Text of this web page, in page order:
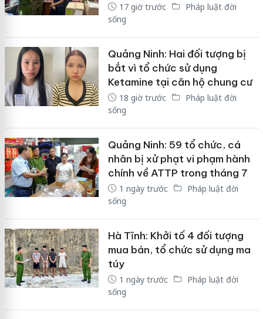
17 giờ trước
Pháp luật đời
sống
Quảng Ninh: Hai đối tượng bị
bắt vì tổ chức sử dụng
Ketamine tại căn hộ chung cư
18 giờ trước
Pháp luật đời
sống
Quảng Ninh: 59 tổ chức, cá
nhân bị xử phạt vi phạm hành
chính về ATTP trong tháng 7
1 ngày trước
Pháp luật đời
sống
Hà Tĩnh: Khởi tố 4 đối tượng
mua bán, tổ chức sử dụng ma
túy
1 ngày trước
Pháp luật đời
sống